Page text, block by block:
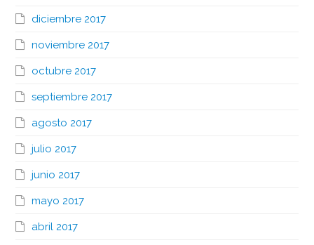
diciembre 2017
noviembre 2017
octubre 2017
septiembre 2017
agosto 2017
julio 2017
junio 2017
mayo 2017
abril 2017